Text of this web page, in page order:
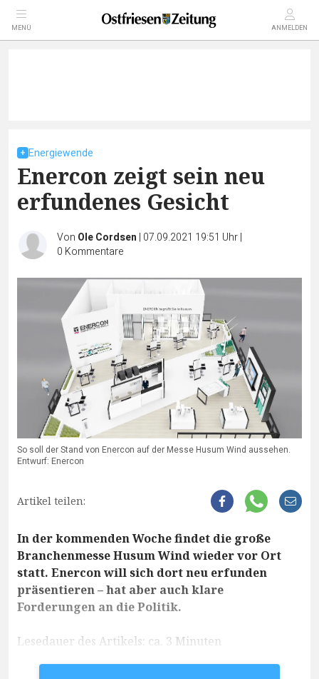
MENÜ ANMELDEN
Energiewende
Enercon zeigt sein neu
erfundenes Gesicht
Von Ole Cordsen | 07.09.2021 19:51 Uhr|
0 Kommentare
So soll der Stand von Enercon auf der Messe Husum Wind aussehen.
Entwurf: Enercon
Artikel teilen:
In der kommenden Woche findet die große
Branchenmesse Husum Wind wieder vor Ort
statt. Enercon will sich dort neu erfunden
präsentieren – hat aber auch klare
Forderungen an die Politik.
Lesedauer des Artikels: ca. 3 Minuten